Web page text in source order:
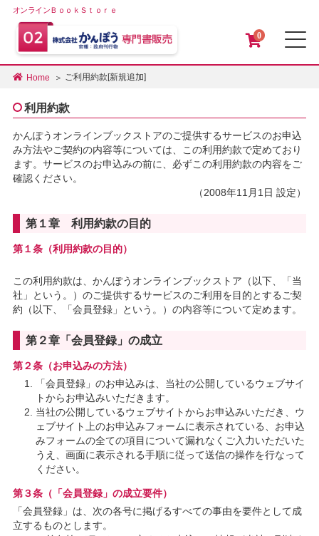
オンラインＢｏｏｋＳｔｏｒｅ
0
Home ご利用約款[新規追加]
利用約款
かんぽうオンラインブックストアのご提供するサービスのお申込
み方法やご契約の内容等については、この利用約款で定めており
ます。サービスのお申込みの前に、必ずこの利用約款の内容をご
確認ください。
（2008年11月1日 設定）
第１章 利用約款の目的
第１条（利用約款の目的）
この利用約款は、かんぽうオンラインブックストア（以下、「当
社」という。）のご提供するサービスのご利用を目的とするご契
約（以下、「会員登録」という。）の内容等について定めます。
第２章「会員登録」の成立
第２条（お申込みの方法）
「会員登録」のお申込みは、当社の公開しているウェブサイ
トからお申込みいただきます。
当社の公開しているウェブサイトからお申込みいただき、ウ
ェブサイト上のお申込みフォームに表示されている、お申込
みフォームの全ての項目について漏れなくご入力いただいた
うえ、画面に表示される手順に従って送信の操作を行なって
ください。
第３条（「会員登録」の成立要件）
「会員登録」は、次の各号に掲げるすべての事由を要件として成
立するものとします。